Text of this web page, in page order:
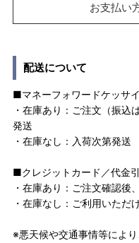
お支払い
配送について
■マネーフォワードケッサ
・在庫あり：ご注文（振込
発送
・在庫なし：入荷次第発送
■クレジットカード／代金
・在庫あり：ご注文確認後
・在庫なし：ご利用いただ
※悪天候や交通事情等によ